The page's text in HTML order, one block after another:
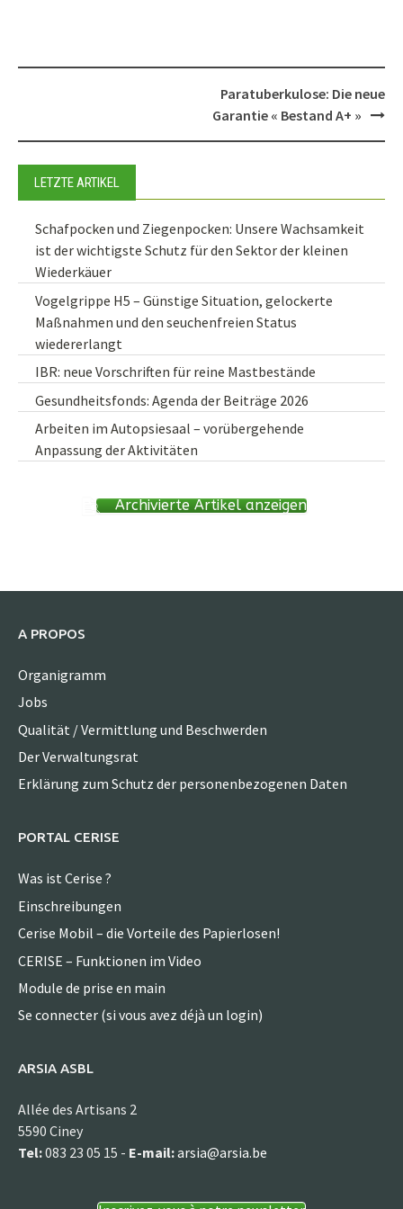
Paratuberkulose: Die neue
Garantie « Bestand A+ »
LETZTE ARTIKEL
Schafpocken und Ziegenpocken: Unsere Wachsamkeit
ist der wichtigste Schutz für den Sektor der kleinen
Wiederkäuer
Vogelgrippe H5 – Günstige Situation, gelockerte
Maßnahmen und den seuchenfreien Status
wiedererlangt
IBR: neue Vorschriften für reine Mastbestände
Gesundheitsfonds: Agenda der Beiträge 2026
Arbeiten im Autopsiesaal – vorübergehende
Anpassung der Aktivitäten
Archivierte Artikel anzeigen
A PROPOS
Organigramm
Jobs
Qualität / Vermittlung und Beschwerden
Der Verwaltungsrat
Erklärung zum Schutz der personenbezogenen Daten
PORTAL CERISE
Was ist Cerise ?
Einschreibungen
Cerise Mobil – die Vorteile des Papierlosen!
CERISE – Funktionen im Video
Module de prise en main
Se connecter (si vous avez déjà un login)
ARSIA ASBL
Allée des Artisans 2
5590 Ciney
Tel:083 23 05 15 - E-mail:arsia@arsia.be